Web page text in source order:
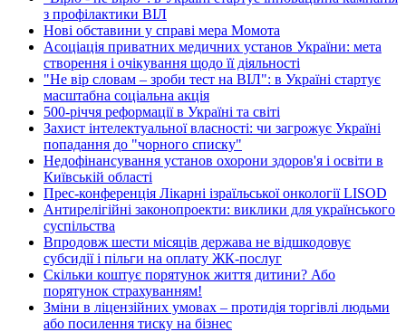
з профілактики ВІЛ
Нові обставини у справі мера Момота
Асоціація приватних медичних установ України: мета
створення і очікування щодо її діяльності
"Не вір словам – зроби тест на ВІЛ": в Україні стартує
масштабна соціальна акція
500-річчя реформації в Україні та світі
Захист інтелектуальної власності: чи загрожує Україні
попадання до "чорного списку"
Недофінансування установ охорони здоров'я і освіти в
Київській області
Прес-конференція Лікарні ізраїльської онкології LISOD
Антирелігійні законопроекти: виклики для українського
суспільства
Впродовж шести місяців держава не відшкодовує
субсидії і пільги на оплату ЖК-послуг
Скільки коштує порятунок життя дитини? Або
порятунок страхуванням!
Зміни в ліцензійних умовах – протидія торгівлі людьми
або посилення тиску на бізнес